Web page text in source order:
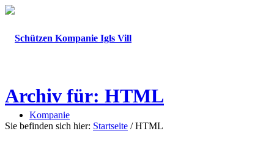
Kompanie
Archiv für: HTML
Sie befinden sich hier: Startseite / HTML